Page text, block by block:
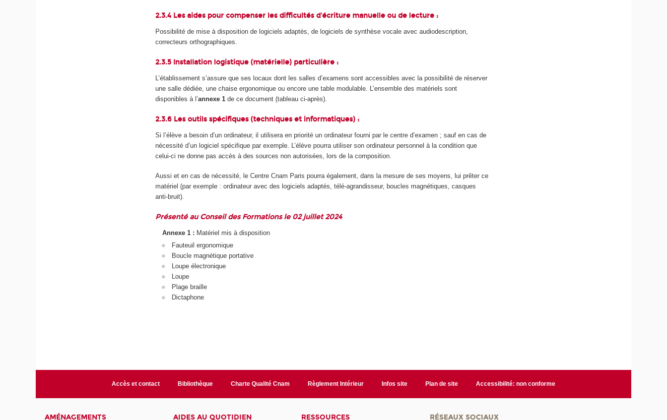
2.3.4 Les aides pour compenser les difficultés d'écriture manuelle ou de lecture :
Possibilité de mise à disposition de logiciels adaptés, de logiciels de synthèse vocale avec audiodescription,
correcteurs orthographiques.
2.3.5 Installation logistique (matérielle) particulière :
L’établissement s’assure que ses locaux dont les salles d’examens sont accessibles avec la possibilité de réserver
une salle dédiée, une chaise ergonomique ou encore une table modulable. L’ensemble des matériels sont
disponibles à l’annexe 1 de ce document (tableau ci-après).
2.3.6 Les outils spécifiques (techniques et informatiques) :
Si l’élève a besoin d’un ordinateur, il utilisera en priorité un ordinateur fourni par le centre d’examen ; sauf en cas de
nécessité d’un logiciel spécifique par exemple. L’élève pourra utiliser son ordinateur personnel à la condition que
celui-ci ne donne pas accès à des sources non autorisées, lors de la composition.
Aussi et en cas de nécessité, le Centre Cnam Paris pourra également, dans la mesure de ses moyens, lui prêter ce
matériel (par exemple : ordinateur avec des logiciels adaptés, télé-agrandisseur, boucles magnétiques, casques
anti-bruit).
Présenté au Conseil des Formations le 02 juillet 2024
Annexe 1 : Matériel mis à disposition
Fauteuil ergonomique
Boucle magnétique portative
Loupe électronique
Loupe
Plage braille
Dictaphone
Accès et contact Bibliothèque Charte Qualité Cnam Règlement Intérieur Infos site Plan de site Accessibilité: non conforme
AMÉNAGEMENTS AIDES AU QUOTIDIEN RESSOURCES RÉSEAUX SOCIAUX